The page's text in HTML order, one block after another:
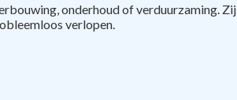
onderhoud of verduurzaming. Zij
verlopen.